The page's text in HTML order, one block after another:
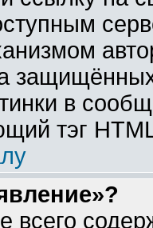
в
тэг
всего